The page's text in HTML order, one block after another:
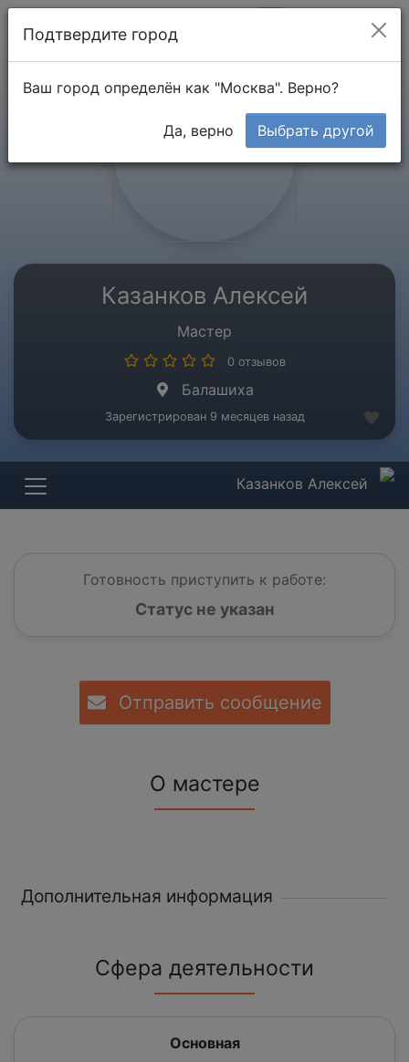
Казанков Алексей
Мастер
0 отзывов
Балашиха
Зарегистрирован 9 месяцев назад
Казанков Алексей
Готовность приступить к работе:
Статус не указан
Отправить сообщение
О мастере
Дополнительная информация
Сфера деятельности
Основная
Подтвердите город
Ваш город определён как "Москва". Верно?
Да, верно Выбрать другой